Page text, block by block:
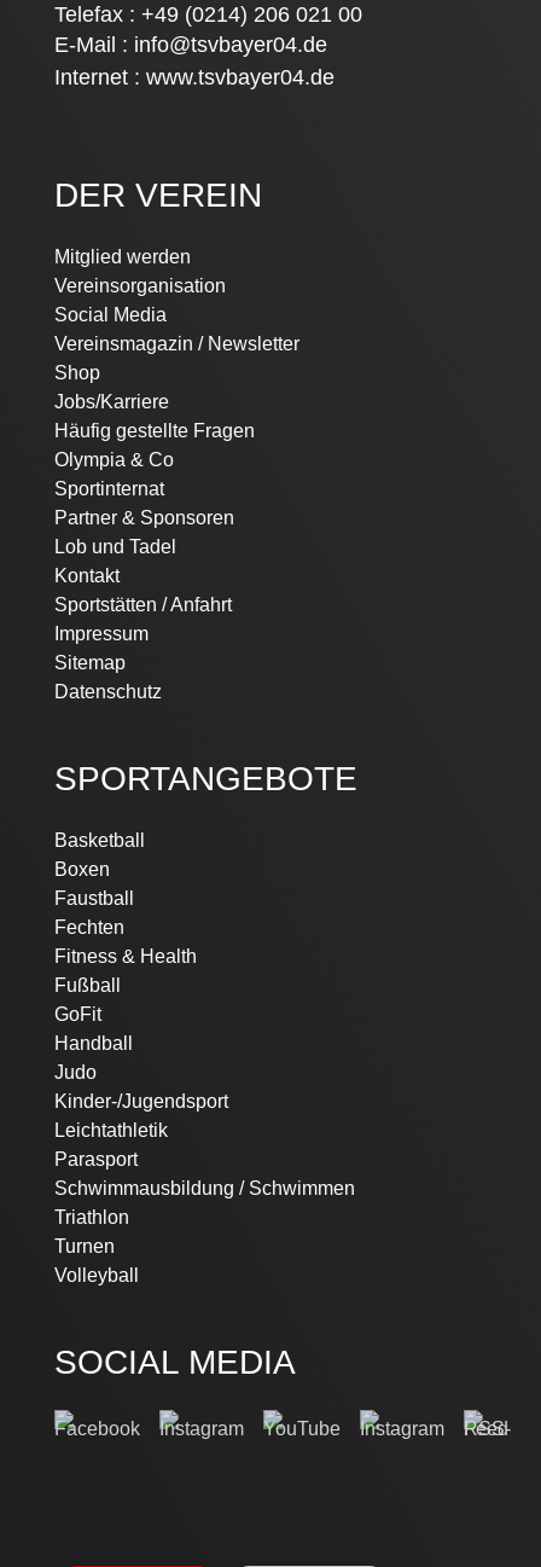
Telefax : +49 (0214) 206 021 00
E-Mail : info@tsvbayer04.de
Internet : www.tsvbayer04.de
DER VEREIN
Navigation
überspringen
Mitglied werden
Vereinsorganisation
Social Media
Vereinsmagazin / Newsletter
Shop
Jobs/Karriere
Häufig gestellte Fragen
Olympia & Co
Sportinternat
Partner & Sponsoren
Lob und Tadel
Kontakt
Sportstätten / Anfahrt
Impressum
Sitemap
Datenschutz
SPORTANGEBOTE
Navigation
überspringen
Basketball
Boxen
Faustball
Fechten
Fitness & Health
Fußball
GoFit
Handball
Judo
Kinder-/Jugendsport
Leichtathletik
Parasport
Schwimmausbildung / Schwimmen
Triathlon
Turnen
Volleyball
SOCIAL MEDIA